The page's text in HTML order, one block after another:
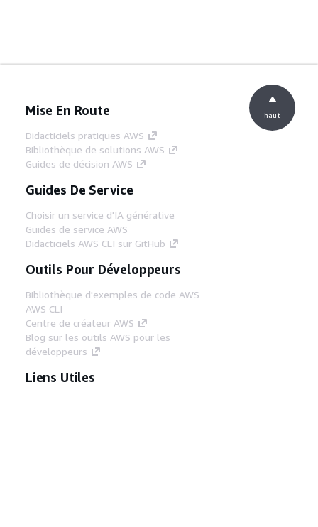
Mise En Route
Didacticiels pratiques AWS
Bibliothèque de solutions AWS
Guides de décision AWS
Guides De Service
Choisir un service d'IA générative
Guides de service AWS
Didacticiels AWS CLI sur GitHub
Outils Pour Développeurs
Bibliothèque d'exemples de code AWS
AWS CLI
Centre de créateur AWS
Blog sur les outils AWS pour les
développeurs
Liens Utiles
haut